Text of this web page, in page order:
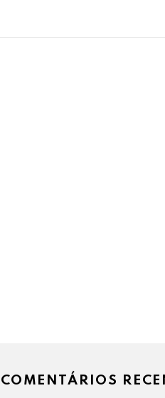
COMENTÁRIOS